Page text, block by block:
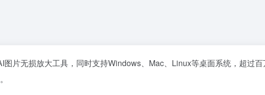
片无损放大工具，同时支持Windows、Mac、Linux等桌面系统，超过